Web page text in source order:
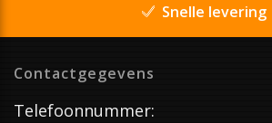
Snelle levering
Contactgegevens
Telefoonnummer: